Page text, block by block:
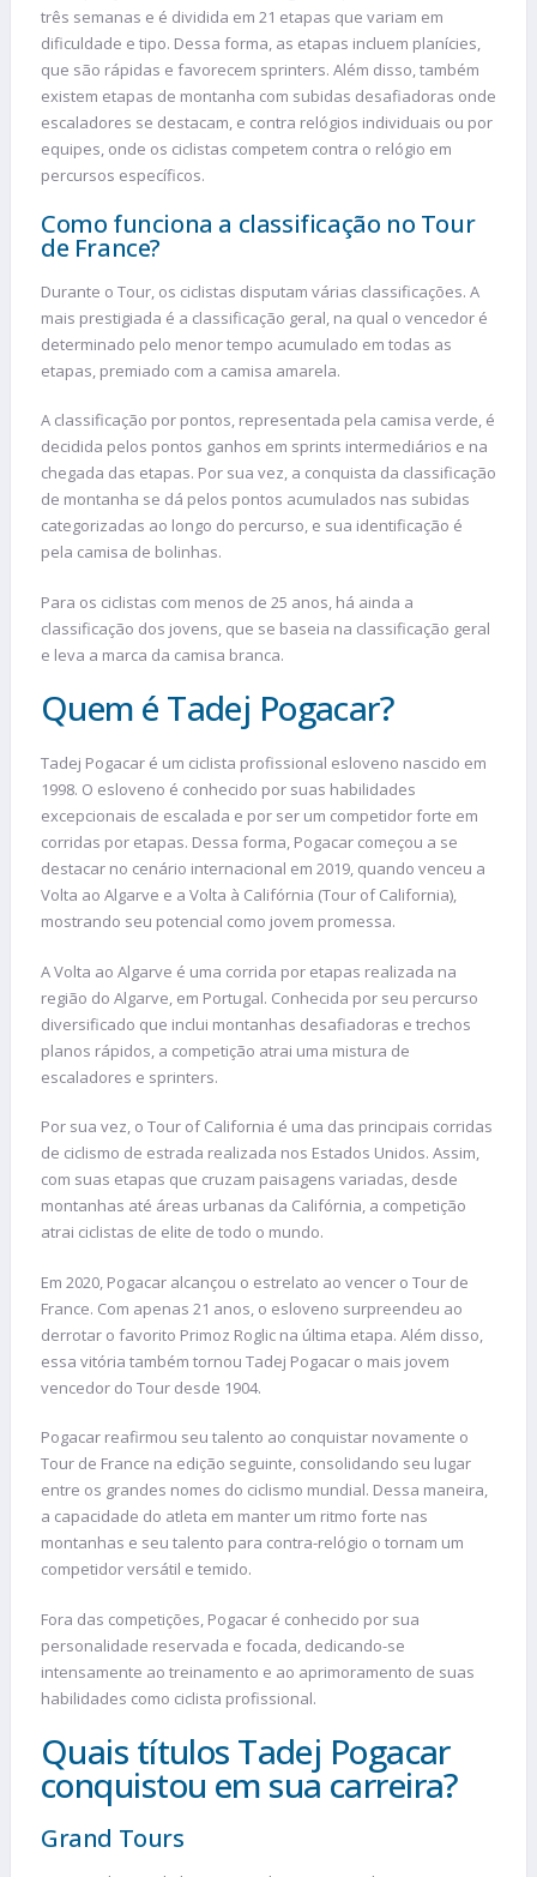
três semanas e é dividida em 21 etapas que variam em
dificuldade e tipo. Dessa forma, as etapas incluem planícies,
que são rápidas e favorecem sprinters. Além disso, também
existem etapas de montanha com subidas desafiadoras onde
escaladores se destacam, e contra relógios individuais ou por
equipes, onde os ciclistas competem contra o relógio em
percursos específicos.
Como funciona a classificação no Tour
de France?
Durante o Tour, os ciclistas disputam várias classificações. A
mais prestigiada é a classificação geral, na qual o vencedor é
determinado pelo menor tempo acumulado em todas as
etapas, premiado com a camisa amarela.
A classificação por pontos, representada pela camisa verde, é
decidida pelos pontos ganhos em sprints intermediários e na
chegada das etapas. Por sua vez, a conquista da classificação
de montanha se dá pelos pontos acumulados nas subidas
categorizadas ao longo do percurso, e sua identificação é
pela camisa de bolinhas.
Para os ciclistas com menos de 25 anos, há ainda a
classificação dos jovens, que se baseia na classificação geral
e leva a marca da camisa branca.
Quem é Tadej Pogacar?
Tadej Pogacar é um ciclista profissional esloveno nascido em
1998. O esloveno é conhecido por suas habilidades
excepcionais de escalada e por ser um competidor forte em
corridas por etapas. Dessa forma, Pogacar começou a se
destacar no cenário internacional em 2019, quando venceu a
Volta ao Algarve e a Volta à Califórnia (Tour of California),
mostrando seu potencial como jovem promessa.
A Volta ao Algarve é uma corrida por etapas realizada na
região do Algarve, em Portugal. Conhecida por seu percurso
diversificado que inclui montanhas desafiadoras e trechos
planos rápidos, a competição atrai uma mistura de
escaladores e sprinters.
Por sua vez, o Tour of California é uma das principais corridas
de ciclismo de estrada realizada nos Estados Unidos. Assim,
com suas etapas que cruzam paisagens variadas, desde
montanhas até áreas urbanas da Califórnia, a competição
atrai ciclistas de elite de todo o mundo.
Em 2020, Pogacar alcançou o estrelato ao vencer o Tour de
France. Com apenas 21 anos, o esloveno surpreendeu ao
derrotar o favorito Primoz Roglic na última etapa. Além disso,
essa vitória também tornou Tadej Pogacar o mais jovem
vencedor do Tour desde 1904.
Pogacar reafirmou seu talento ao conquistar novamente o
Tour de France na edição seguinte, consolidando seu lugar
entre os grandes nomes do ciclismo mundial. Dessa maneira,
a capacidade do atleta em manter um ritmo forte nas
montanhas e seu talento para contra-relógio o tornam um
competidor versátil e temido.
Fora das competições, Pogacar é conhecido por sua
personalidade reservada e focada, dedicando-se
intensamente ao treinamento e ao aprimoramento de suas
habilidades como ciclista profissional.
Quais títulos Tadej Pogacar
conquistou em sua carreira?
Grand Tours